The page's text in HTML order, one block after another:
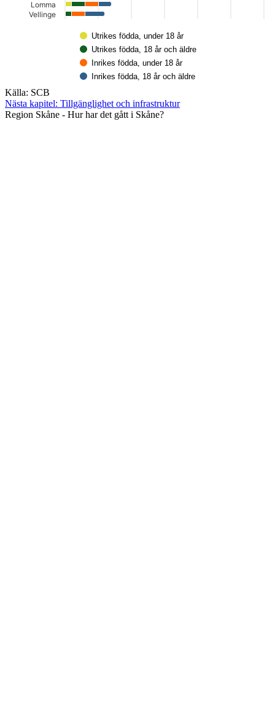
Utrikes födda, under 18 år
Utrikes födda, 18 år och äldre
Inrikes födda, under 18 år
Inrikes födda, 18 år och äldre
Lomma
Vellinge
Slut på det interaktiva diagrammet.
Källa: SCB
Nästa kapitel: Tillgänglighet och infrastruktur
Region Skåne - Hur har det gått i Skåne?